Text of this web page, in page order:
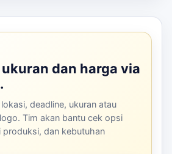
dan harga via
deadline, ukuran atau
Tim akan bantu cek opsi
dan kebutuhan